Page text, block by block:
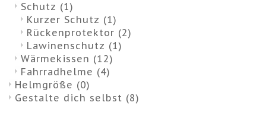
Schutz (1)
Kurzer Schutz (1)
Rückenprotektor (2)
Lawinenschutz (1)
Wärmekissen (12)
Fahrradhelme (4)
Helmgröße (0)
Gestalte dich selbst (8)